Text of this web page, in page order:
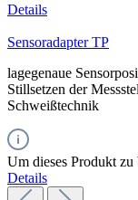
Details
Sensoradapter TP
lagegenaue
Stillsetzen der
Schweißtechnik
Um dieses Produkt zu
Details